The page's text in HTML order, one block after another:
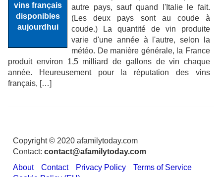
autre pays, sauf quand l'Italie le fait.
(Les deux pays sont au coude à
coude.) La quantité de vin produite
varie d'une année à l'autre, selon la
météo. De manière générale, la France
produit environ 1,5 milliard de gallons de vin chaque
année. Heureusement pour la réputation des vins
français, […]
Copyright © 2020 afamilytoday.com
Contact: contact@afamilytoday.com
About
Contact Privacy Policy
Terms of Service